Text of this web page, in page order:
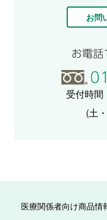
お問
受付時間
(土
医療関係者向け商品情